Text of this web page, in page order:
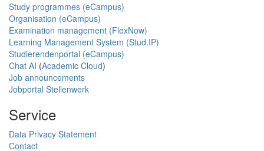
Study programmes (eCampus)
Organisation (eCampus)
Examination management (FlexNow)
Learning Management System (Stud.IP)
Studierendenportal (eCampus)
Chat AI (Academic Cloud)
Job announcements
Jobportal Stellenwerk
Service
Data Privacy Statement
Contact